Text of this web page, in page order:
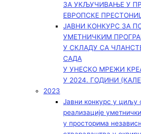
ЗА УКЉУЧИВАЊЕ У
ЕВРОПСКЕ
ЈАВНИ КОНКУРС ЗА
УМЕТНИЧКИМ
У СКЛАДУ СА
САДА
У УНЕСКО МРЕЖИ
У 2024. ГОДИНИ
2023
Јавни конкурс у циљу
реализације
у просторима